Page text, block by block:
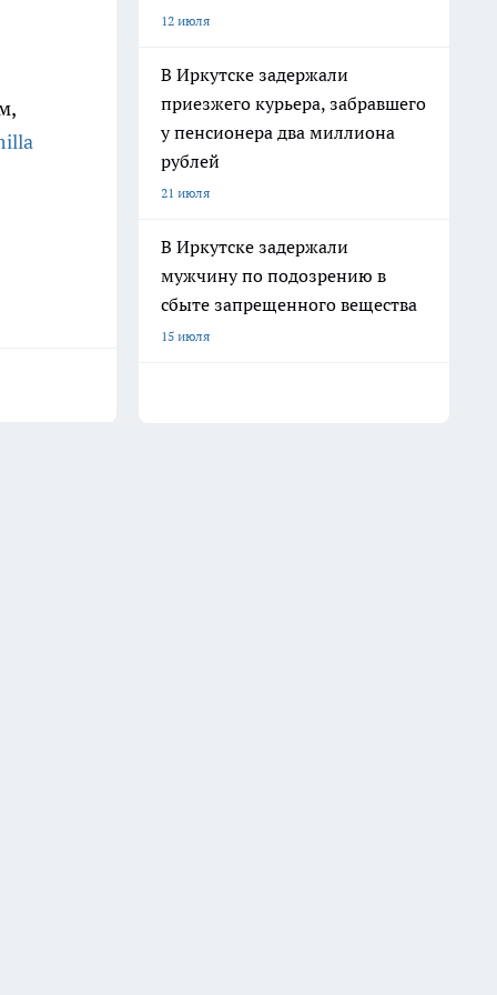
12 июля
В Иркутске задержали
приезжего курьера, забравшего
у пенсионера два миллиона
рублей
21 июля
В Иркутске задержали
мужчину по подозрению в
сбыте запрещенного вещества
15 июля